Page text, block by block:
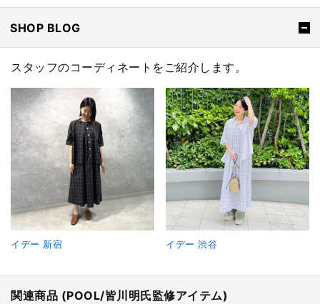
SHOP BLOG
スタッフのコーディネートをご紹介します。
イデー 新宿 イデー 渋谷
関連商品 (POOL/皆川明氏監修アイテム)